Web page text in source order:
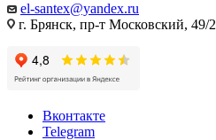
el-santex@yandex.ru
г. Брянск, пр-т Московский, 49/2
Вконтакте
Telegram